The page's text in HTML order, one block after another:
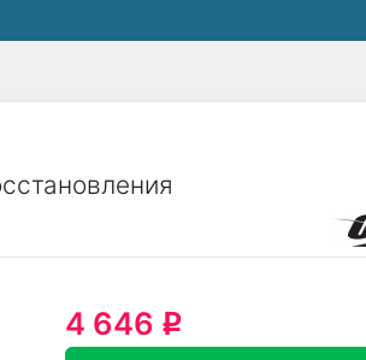
4 646 q